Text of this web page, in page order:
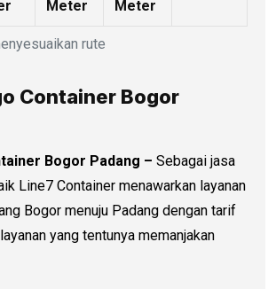
rute
Meter Meter
Container Bogor
Bogor Padang – Sebagai jasa
Line7 Container menawarkan layanan
Bogor menuju Padang dengan tarif
yang tentunya memanjakan